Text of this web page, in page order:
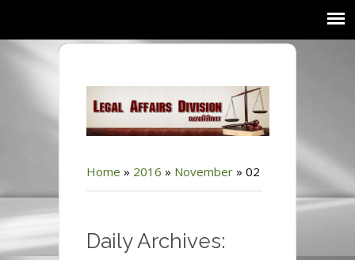
Home » 2016 » November » 02
Daily Archives: